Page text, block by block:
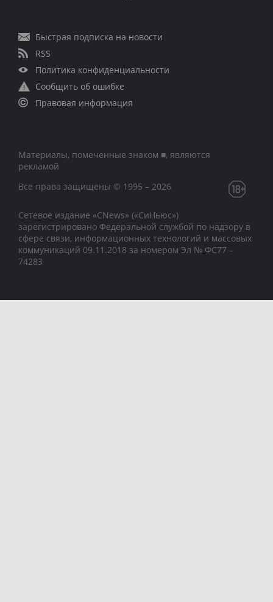
Быстрая подписка на новости
RSS
Политика конфиденциальности
Сообщить об ошибке
Правовая информация
Материалы, помеченные знаком ■, являются
рекламой
Все права защищены © 1995 – 2026
Сетевое издание «CNews» («СиНьюс»)
зарегистрировано Федеральной службой по надзору в
сфере связи, информационных технологий и массовых
коммуникаций 09.11.2018 за номером Эл № ФС77 –
74283